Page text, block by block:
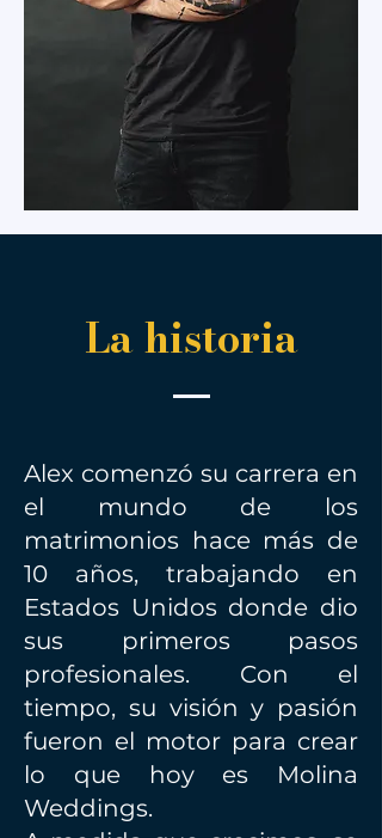
La historia
Alex comenzó su carrera en
el mundo de los
matrimonios hace más de
10 años, trabajando en
Estados Unidos donde dio
sus primeros pasos
profesionales. Con el
tiempo, su visión y pasión
fueron el motor para crear
lo que hoy es Molina
Weddings.